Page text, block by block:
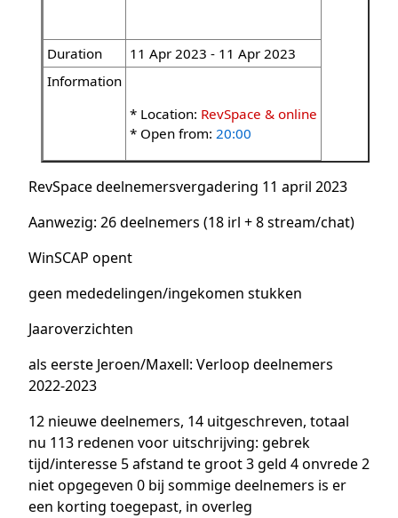
Duration
11 Apr 2023 - 11 Apr 2023
Information
* Location: RevSpace & online
* Open from: 20:00
RevSpace deelnemersvergadering 11 april 2023
Aanwezig: 26 deelnemers (18 irl + 8 stream/chat)
WinSCAP opent
geen mededelingen/ingekomen stukken
Jaaroverzichten
als eerste Jeroen/Maxell: Verloop deelnemers
2022-2023
12 nieuwe deelnemers, 14 uitgeschreven, totaal
nu 113 redenen voor uitschrijving: gebrek
tijd/interesse 5 afstand te groot 3 geld 4 onvrede 2
niet opgegeven 0 bij sommige deelnemers is er
een korting toegepast, in overleg